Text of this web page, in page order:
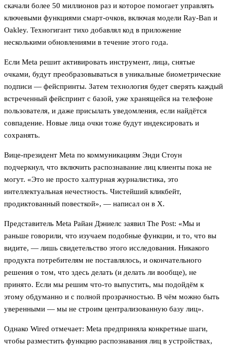
скачали более 50 миллионов раз и которое помогает управлять
ключевыми функциями смарт-очков, включая модели Ray-Ban и
Oakley. Техногигант тихо добавлял код в приложение
несколькими обновлениями в течение этого года.
Если Meta решит активировать инструмент, лица, снятые
очками, будут преобразовываться в уникальные биометрические
подписи — фейспринты. Затем технология будет сверять каждый
встреченный фейспринт с базой, уже хранящейся на телефоне
пользователя, и даже присылать уведомления, если найдётся
совпадение. Новые лица очки тоже будут индексировать и
сохранять.
Вице-президент Meta по коммуникациям Энди Стоун
подчеркнул, что включить распознавание лиц клиенты пока не
могут. «Это не просто халтурная журналистика, это
интеллектуальная нечестность. Чистейший кликбейт,
продиктованный повесткой», — написал он в X.
Представитель Meta Райан Дэниелс заявил The Post: «Мы и
раньше говорили, что изучаем подобные функции, и то, что вы
видите, — лишь свидетельство этого исследования. Никакого
продукта потребителям не поставлялось, и окончательного
решения о том, что здесь делать (и делать ли вообще), не
принято. Если мы решим что-то выпустить, мы подойдём к
этому обдуманно и с полной прозрачностью. В чём можно быть
уверенными — мы не строим централизованную базу лиц».
Однако Wired отмечает: Meta предприняла конкретные шаги,
чтобы разместить функцию распознавания лиц в устройствах,